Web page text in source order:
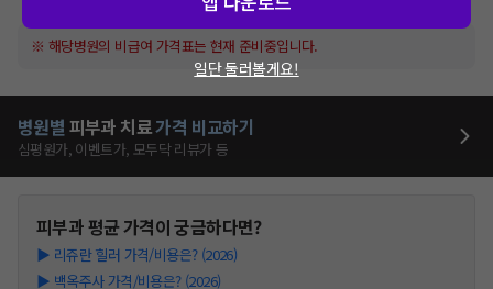
※ 해당병원의 비급여 가격표는 현재 준비중입니다.
병원별 피부과 치료가격 비교하기
심평원가, 이벤트가, 모두닥 리뷰가 등
피부과평균 가격이 궁금하다면?
▶ 리쥬란 힐러 가격/비용은? (2026)
▶ 백옥주사 가격/비용은? (2026)
일단 둘러볼게요!